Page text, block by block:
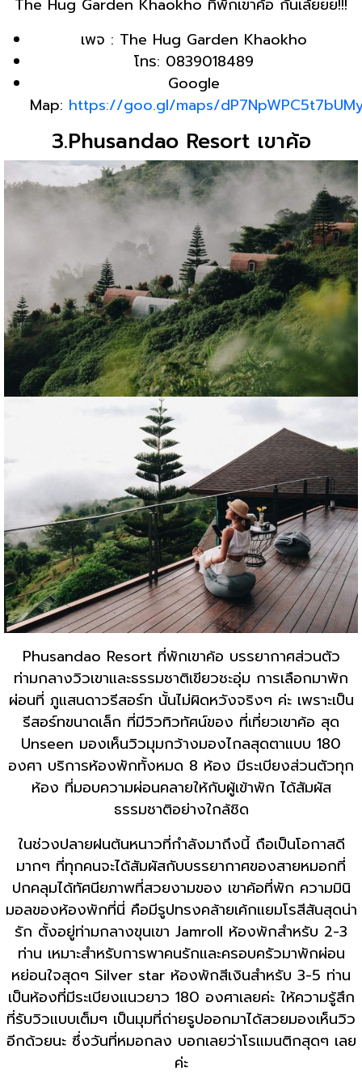
The Hug Garden Khaokho ที่พักเขาค้อ กันเล้ยยย!!!
เพจ : The Hug Garden Khaokho
โทร: 0839018489
Google
Map: https://goo.gl/maps/
3.Phusandao Resort เขาค้อ
Phusandao Resort ที่พักเขาค้อ บรรยากาศส่วนตัว
ท่ามกลางวิวเขาและธรรมชาติเขียวชะอุ่ม การเลือกมาพัก
ผ่อนที่ ภูแสนดาวรีสอร์ท นั้นไม่ผิดหวังจริงๆ ค่ะ เพราะเป็น
รีสอร์ทขนาดเล็ก ที่มีวิวทิวทัศน์ของ ที่เที่ยวเขาค้อ สุด
Unseen มองเห็นวิวมุมกว้างมองไกลสุดตาแบบ 180
องศา บริการห้องพักทั้งหมด 8 ห้อง มีระเบียงส่วนตัวทุก
ห้อง ที่มอบความผ่อนคลายให้กับผู้เข้าพัก ได้สัมผัส
ธรรมชาติอย่างใกล้ชิด
ในช่วงปลายฝนต้นหนาวที่กำลังมาถึงนี้ ถือเป็นโอกาสดี
มากๆ ที่ทุกคนจะได้สัมผัสกับบรรยากาศของสายหมอกที่
ปกคลุมได้ทัศนียภาพที่สวยงามของ เขาค้อที่พัก ความมินิ
มอลของห้องพักที่นี่ คือมีรูปทรงคล้ายเค้กแยมโรสีสันสุดน่า
รัก ตั้งอยู่ท่ามกลางขุนเขา Jamroll ห้องพักสำหรับ 2-3
ท่าน เหมาะสำหรับการพาคนรักและครอบครัวมาพักผ่อน
หย่อนใจสุดๆ Silver star ห้องพักสีเงินสำหรับ 3-5 ท่าน
เป็นห้องที่มีระเบียงแนวยาว​ 180 องศาเลยค่ะ ให้ความรู้สึก
ที่รับวิวแบบเต็มๆ เป็นมุมที่ถ่ายรูปออกมาได้สวยมองเห็นวิว
อีกด้วยนะ ซึ่งวันที่หมอกลง บอกเลยว่าโรแมนติกสุดๆ เลย
ค่ะ